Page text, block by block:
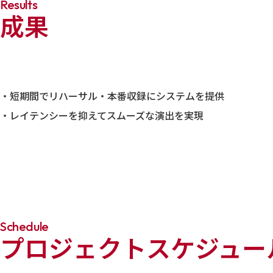
Results
成果
・短期間でリハーサル・本番収録にシステムを提供
・レイテンシーを抑えてスムーズな演出を実現
Schedule
プロジェクトスケジュ